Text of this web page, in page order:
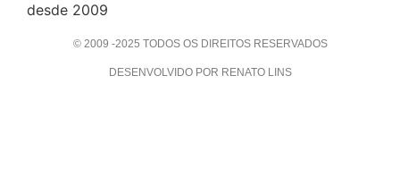
desde 2009
© 2009 -2025 TODOS OS DIREITOS RESERVADOS
DESENVOLVIDO POR RENATO LINS